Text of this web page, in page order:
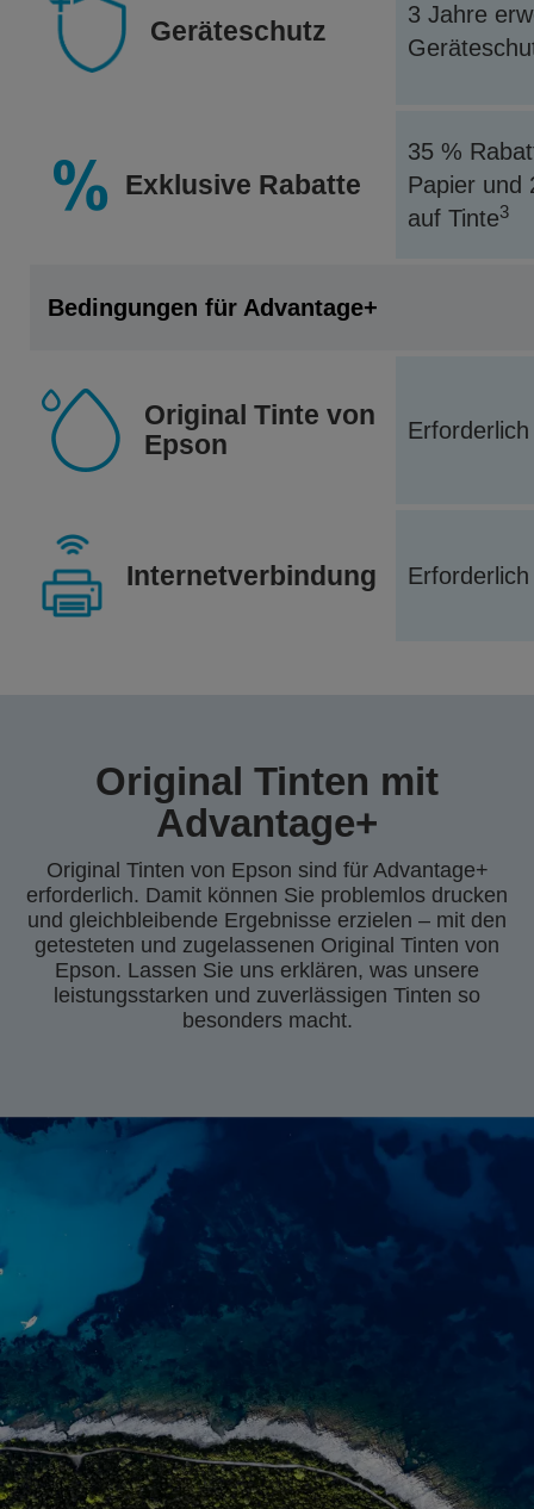
Geräteschutz
3 Jahre
Exklusive Rabatte
35 %
Papier und
auf Tinte3
Bedingungen für Advantage+
Original Tinte von
Epson
Erforderlich
Internetverbindung Erforderlich
Original Tinten mit
Advantage+
Original Tinten von Epson sind für Advantage+
erforderlich. Damit können Sie problemlos drucken
und gleichbleibende Ergebnisse erzielen – mit den
getesteten und zugelassenen Original Tinten von
Epson. Lassen Sie uns erklären, was unsere
leistungsstarken und zuverlässigen Tinten so
besonders macht.